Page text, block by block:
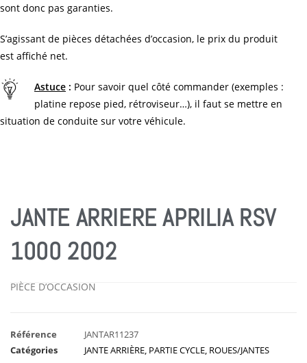
sont donc pas garanties.
S’agissant de pièces détachées d’occasion, le prix du produit
est affiché net.
Astuce : Pour savoir quel côté commander (exemples :
platine repose pied, rétroviseur…), il faut se mettre en
situation de conduite sur votre véhicule.
JANTE ARRIERE APRILIA RSV
1000 2002
PIÈCE D’OCCASION
Référence
JANTAR11237
Catégories
JANTE ARRIÈRE PARTIE CYCLE ROUES/JANTES